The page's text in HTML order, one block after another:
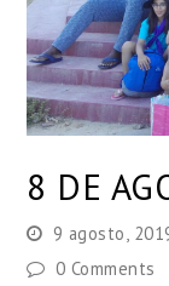
8 DE
9 agosto,
0 Comments